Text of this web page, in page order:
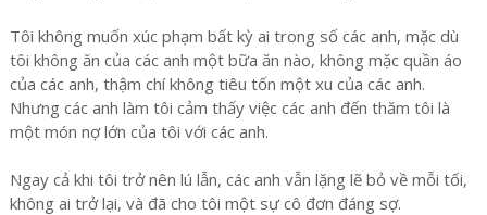
Tôi không muốn xúc phạm bất kỳ ai trong số các anh, mặc dù
tôi không ăn của các anh một bữa ăn nào, không mặc quần áo
của các anh, thậm chí không tiêu tốn một xu của các anh.
Nhưng các anh làm tôi cảm thấy việc các anh đến thăm tôi là
một món nợ lớn của tôi với các anh.
Ngay cả khi tôi trở nên lú lẫn, các anh vẫn lặng lẽ bỏ về mỗi tối,
không ai trở lại, và đã cho tôi một sự cô đơn đáng sợ.